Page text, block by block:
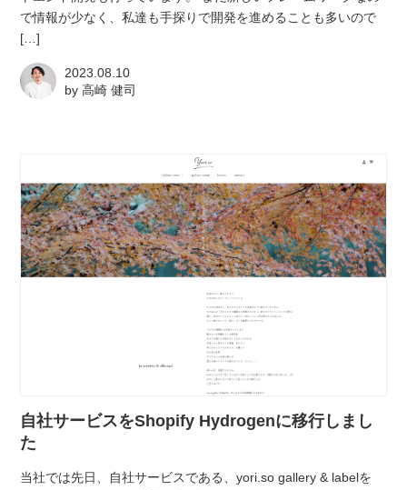
で情報が少なく、私達も手探りで開発を進めることも多いので
[…]
2023.08.10
by高崎 健司
自社サービスをShopify Hydrogenに移行しまし
た
当社では先日、自社サービスである、yori.so gallery & labelを